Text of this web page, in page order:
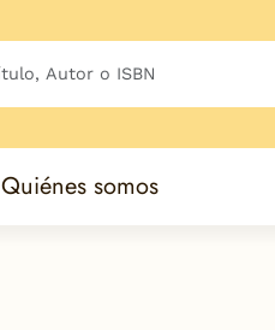
Quiénes somos